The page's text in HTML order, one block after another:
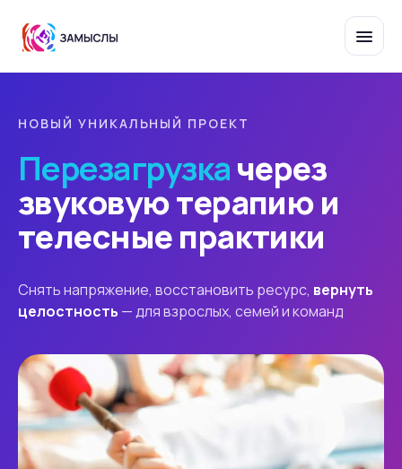
НОВЫЙ УНИКАЛЬНЫЙ ПРОЕКТ
Перезагрузкачерез
звуковую терапию и
телесные практики
Снять напряжение, восстановить ресурс, вернуть
целостность — для взрослых, семей и команд